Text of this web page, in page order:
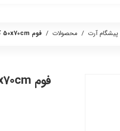
پیشگام آرت / محصولات / فوم 50x70cm کره 3mm سفید
فوم 50x70cm کره 3mm سفید